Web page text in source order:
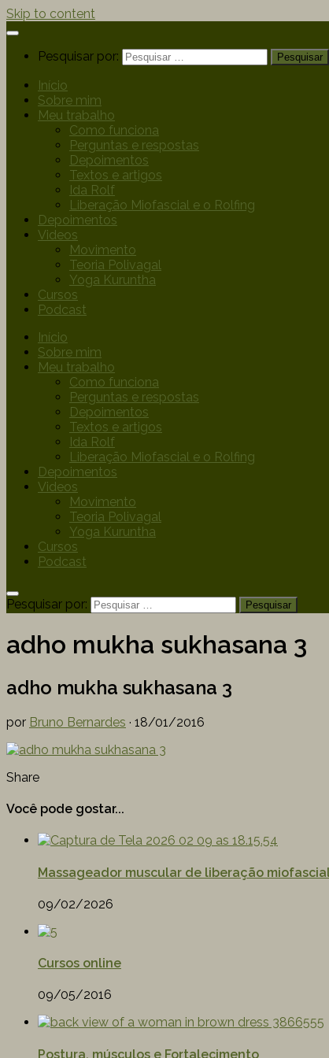
Skip to content
Pesquisar por:
Início
Sobre mim
Meu trabalho
Como funciona
Perguntas e respostas
Depoimentos
Textos e artigos
Ida Rolf
Liberação Miofascial e o Rolfing
Depoimentos
Videos
Movimento
Teoria Polivagal
Yoga Kuruntha
Cursos
Podcast
Início
Sobre mim
Meu trabalho
Como funciona
Perguntas e respostas
Depoimentos
Textos e artigos
Ida Rolf
Liberação Miofascial e o Rolfing
Depoimentos
Videos
Movimento
Teoria Polivagal
Yoga Kuruntha
Cursos
Podcast
Pesquisar por:
adho mukha sukhasana 3
adho mukha sukhasana 3
por Bruno Bernardes · 18/01/2016
Share
Você pode gostar...
Massageador muscular de liberação
09/02/2026
Cursos online
09/05/2016
Postura, músculos e Fortalecimento